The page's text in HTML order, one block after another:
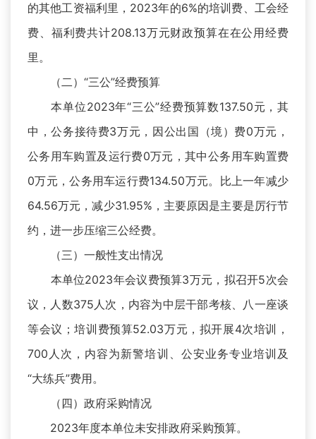
的其他工资福利里，2023年的6%的培训费、工会经
费、福利费共计208.13万元财政预算在在公用经费
里。
（二）“三公”经费预算
本单位2023年“三公”经费预算数137.50元，其
中，公务接待费3万元，因公出国（境）费0万元，
公务用车购置及运行费0万元，其中公务用车购置费
0万元，公务用车运行费134.50万元。比上一年减少
64.56万元，减少31.95%，主要原因是主要是厉行节
约，进一步压缩三公经费。
（三）一般性支出情况
本单位2023年会议费预算3万元，拟召开5次会
议，人数375人次，内容为中层干部考核、八一座谈
等会议；培训费预算52.03万元，拟开展4次培训，
700人次，内容为新警培训、公安业务专业培训及
“大练兵”费用。
（四）政府采购情况
2023年度本单位未安排政府采购预算。